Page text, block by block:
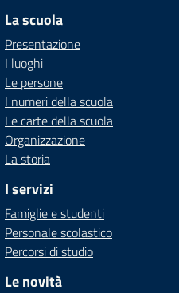
La scuola
Presentazione
I luoghi
Le persone
I numeri della scuola
Le carte della scuola
Organizzazione
La storia
I servizi
Famiglie e studenti
Personale scolastico
Percorsi di studio
Le novità